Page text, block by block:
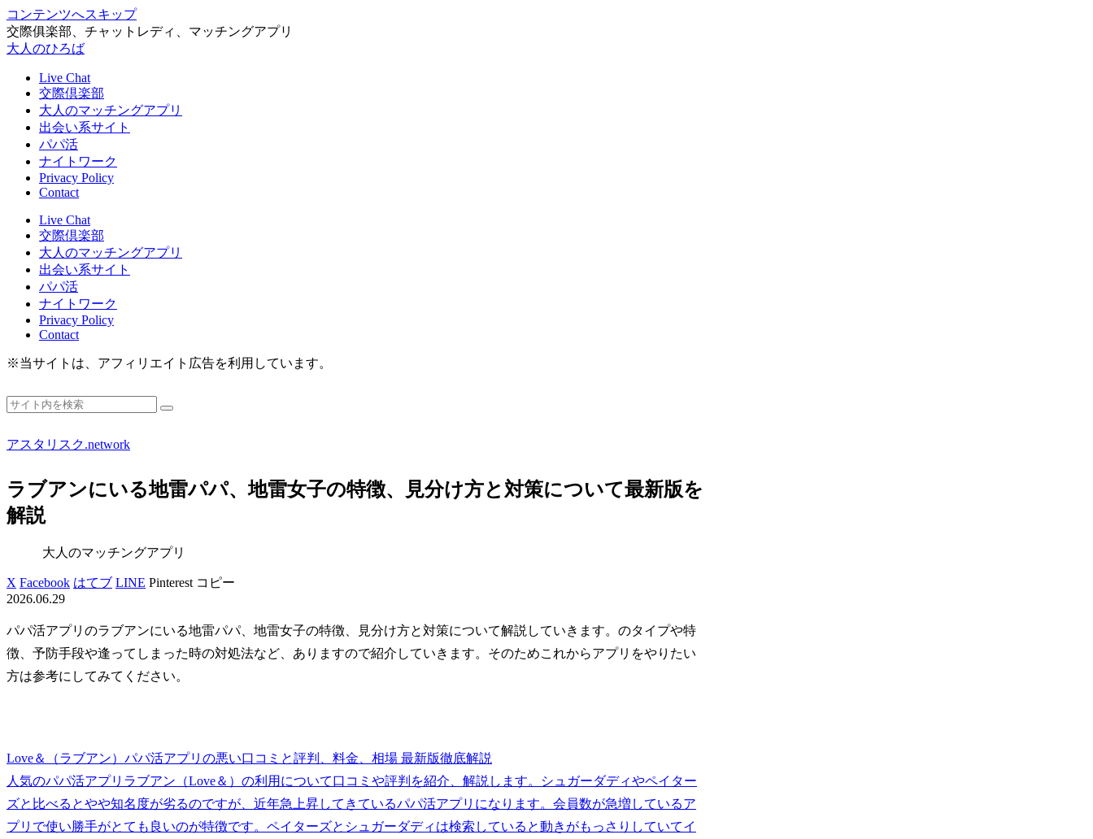
コンテンツへスキップ
交際俱楽部、チャットレディ、マッチングアプリ
大人のひろば
Live Chat
交際倶楽部
大人のマッチングアプリ
出会い系サイト
パパ活
ナイトワーク
Privacy Policy
Contact
Live Chat
交際倶楽部
大人のマッチングアプリ
出会い系サイト
パパ活
ナイトワーク
Privacy Policy
Contact
※当サイトは、アフィリエイト広告を利用しています。
アスタリスク.network
ラブアンにいる地雷パパ、地雷女子の特徴、見分け方と対策について最新版を
解説
大人のマッチングアプリ
X Facebook はてブ LINE Pinterest コピー
2026.06.29
パパ活アプリのラブアンにいる地雷パパ、地雷女子の特徴、見分け方と対策について解説していきます。のタイプや特
徴、予防手段や逢ってしまった時の対処法など、ありますので紹介していきます。そのためこれからアプリをやりたい
方は参考にしてみてください。
Love＆（ラブアン）パパ活アプリの悪い口コミと評判、料金、相場 最新版徹底解説
人気のパパ活アプリラブアン（Love＆）の利用について口コミや評判を紹介、解説します。シュガーダディやペイター
ズと比べるとやや知名度が劣るのですが、近年急上昇してきているパパ活アプリになります。会員数が急増しているア
プリで使い勝手がとても良いのが特徴です。ペイターズとシュガーダディは検索していると動きがもっさりしていてイ